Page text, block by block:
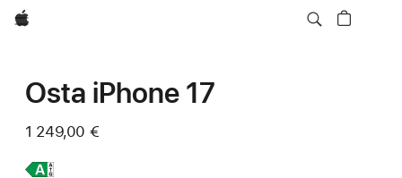
Apple
Osta iPhone 17
1 249,00 €
Lisätietoja,